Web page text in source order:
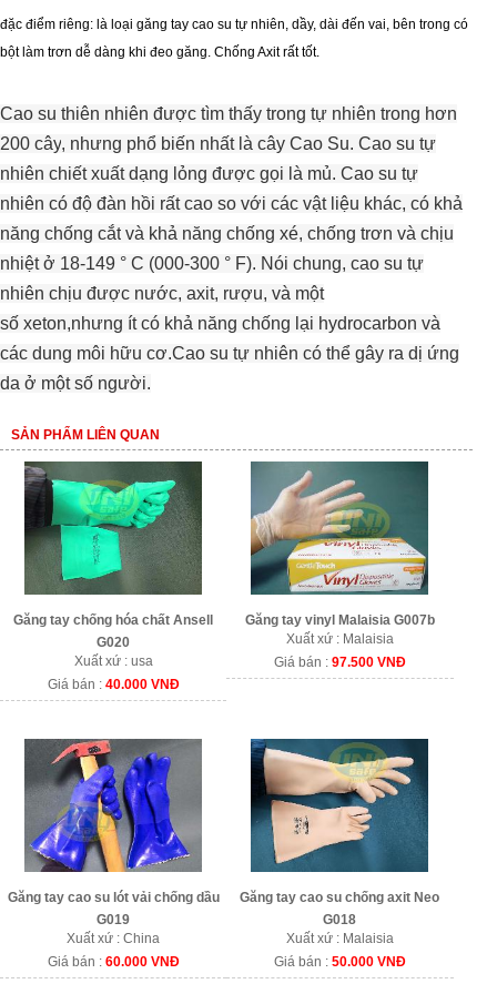
đặc điểm riêng: là loại găng tay cao su tự nhiên, dầy, dài đến vai, bên trong có
bột làm trơn dễ dàng khi đeo găng. Chống Axit rất tốt.
Cao su thiên nhiên được tìm thấy trong tự nhiên trong hơn
200 cây, nhưng phổ biến nhất là cây Cao Su. Cao su tự
nhiên chiết xuất dạng lỏng được gọi là mủ. Cao su tự
nhiên có độ đàn hồi rất cao so với các vật liệu khác, có khả
năng chống cắt và khả năng chống xé, chống trơn và chịu
nhiệt ở 18-149 ° C (000-300 ° F). Nói chung, cao su tự
nhiên chịu được nước, axit, rượu, và một
số xeton,nhưng ítcó khả năng chống lại hydrocarbon và
các dung môi hữu cơ.Cao su tự nhiên có thể gây ra dị ứng
da ở một số người.
SẢN PHẨM LIÊN QUAN
Găng tay chống hóa chất Ansell
G020
Xuất xứ : usa
Giá bán : 40.000 VNĐ
Găng tay vinyl Malaisia G007b
Xuất xứ : Malaisia
Giá bán : 97.500 VNĐ
Găng tay cao su lót vải chống dầu
G019
Xuất xứ : China
Giá bán : 60.000 VNĐ
Găng tay cao su chống axit Neo
G018
Xuất xứ : Malaisia
Giá bán : 50.000 VNĐ